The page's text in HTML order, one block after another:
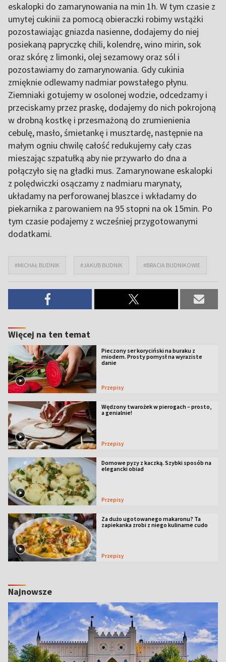
eskalopki do zamarynowania na min 1h. W tym czasie z
umytej cukinii za pomocą obieraczki robimy wstążki
pozostawiając gniazda nasienne, dodajemy do niej
posiekaną papryczkę chili, kolendrę, wino mirin, sok
oraz skórę z limonki, olej sezamowy oraz sól i
pozostawiamy do zamarynowania. Gdy cukinia
zmięknie odlewamy nadmiar powstałego płynu.
Ziemniaki gotujemy w osolonej wodzie, odcedzamy i
przeciskamy przez praskę, dodajemy do nich pokrojoną
w drobną kostkę i przesmażoną do zrumienienia
cebulę, masło, śmietankę i musztardę, następnie na
małym ogniu chwilę całość redukujemy cały czas
mieszając szpatułką aby nie przywarło do dna a
połączyło się na gładki mus. Zamarynowane eskalopki
z polędwiczki osączamy z nadmiaru marynaty,
układamy na perforowanej blaszce i wkładamy do
piekarnika z parowaniem na 95 stopni na ok 15min. Po
tym czasie podajemy z wcześniej przygotowanymi
dodatkami.
#MICHAŁ BUDNIK #JAKUB BUDNIK #BRACIA BUDNIKOWIE
Więcej na ten temat
Pieczony ser koryciński na buraku z
miodem. Prosty pomysł na wyraziste
danie
Przepisy
Wędzony twarożek w pierogach – prosto,
a genialnie!
Przepisy
Domowe pyzy z kaczką. Szybki sposób na
elegancki obiad
Przepisy
Za dużo ugotowanego makaronu? Ta
zapiekanka zrobi z niego kulinarne cudo
Przepisy
Najnowsze